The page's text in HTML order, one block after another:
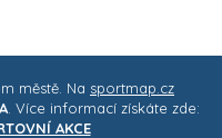
městě. Na sportmap.cz
. Více informací získáte zde:
AKCE